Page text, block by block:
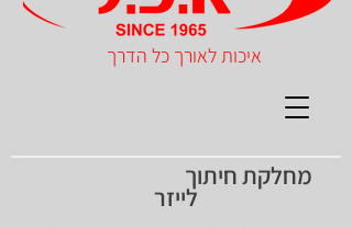
איכות לאורך כל הדרך